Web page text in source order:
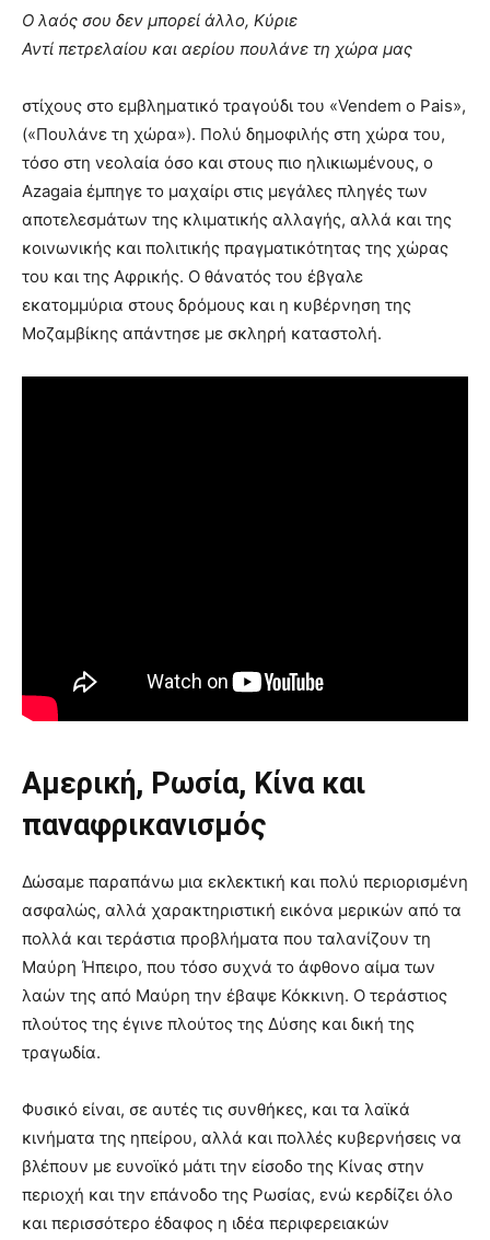
Ο λαός σου δεν μπορεί άλλο, Κύριε
Αντί πετρελαίου και αερίου πουλάνε τη χώρα μας
στίχους στο εμβληματικό τραγούδι του «Vendem o Pais»,
(«Πουλάνε τη χώρα»). Πολύ δημοφιλής στη χώρα του,
τόσο στη νεολαία όσο και στους πιο ηλικιωμένους, ο
Azagaia έμπηγε το μαχαίρι στις μεγάλες πληγές των
αποτελεσμάτων της κλιματικής αλλαγής, αλλά και της
κοινωνικής και πολιτικής πραγματικότητας της χώρας
του και της Αφρικής. Ο θάνατός του έβγαλε
εκατομμύρια στους δρόμους και η κυβέρνηση της
Μοζαμβίκης απάντησε με σκληρή καταστολή.
Αμερική, Ρωσία, Κίνα και
παναφρικανισμός
Δώσαμε παραπάνω μια εκλεκτική και πολύ περιορισμένη
ασφαλώς, αλλά χαρακτηριστική εικόνα μερικών από τα
πολλά και τεράστια προβλήματα που ταλανίζουν τη
Μαύρη Ήπειρο, που τόσο συχνά το άφθονο αίμα των
λαών της από Μαύρη την έβαψε Κόκκινη. Ο τεράστιος
πλούτος της έγινε πλούτος της Δύσης και δική της
τραγωδία.
Φυσικό είναι, σε αυτές τις συνθήκες, και τα λαϊκά
κινήματα της ηπείρου, αλλά και πολλές κυβερνήσεις να
βλέπουν με ευνοϊκό μάτι την είσοδο της Κίνας στην
περιοχή και την επάνοδο της Ρωσίας, ενώ κερδίζει όλο
και περισσότερο έδαφος η ιδέα περιφερειακών